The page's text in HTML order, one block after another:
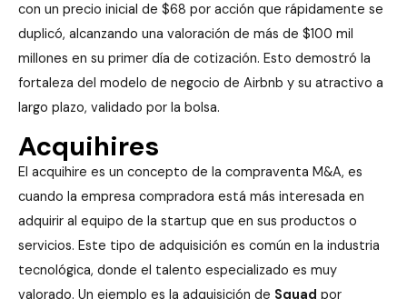
con un precio inicial de $68 por acción que rápidamente se
duplicó, alcanzando una valoración de más de $100 mil
millones en su primer día de cotización. Esto demostró la
fortaleza del modelo de negocio de Airbnb y su atractivo a
largo plazo, validado por la bolsa.
Acquihires
El acquihire es un concepto de la compraventa M&A, es
cuando la empresa compradora está más interesada en
adquirir al equipo de la startup que en sus productos o
servicios. Este tipo de adquisición es común en la industria
tecnológica, donde el talento especializado es muy
valorado. Un ejemplo es la adquisición de Squad por